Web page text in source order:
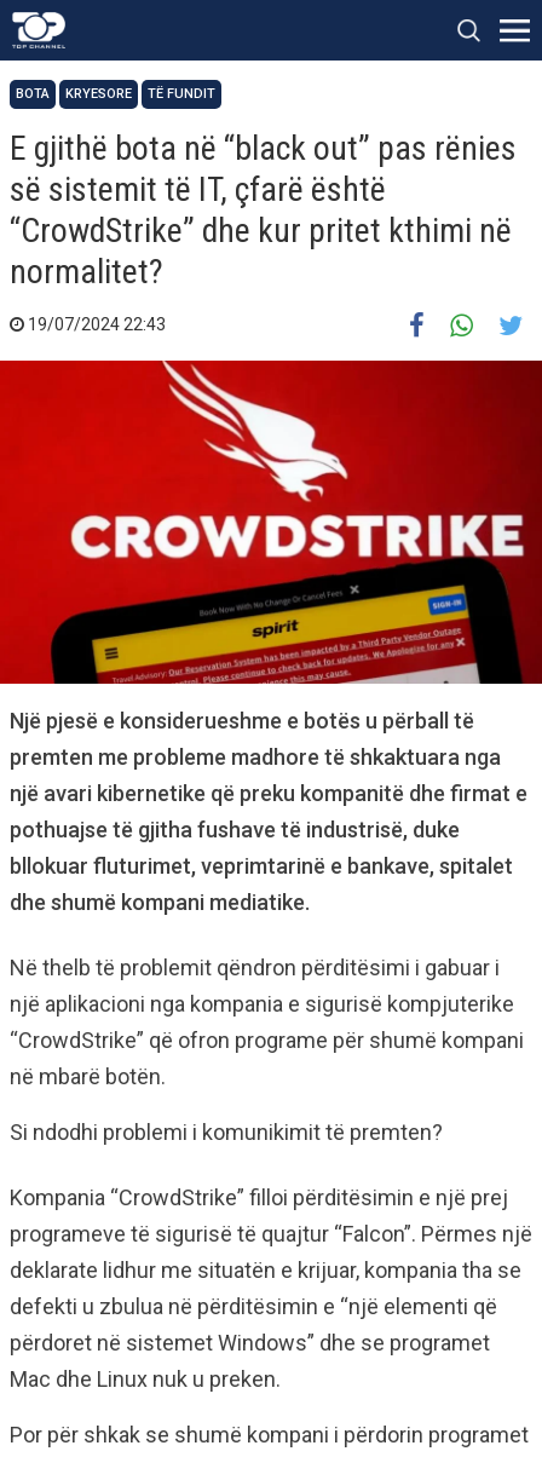
BOTA KRYESORE TË FUNDIT
E gjithë bota në “black out” pas rënies
së sistemit të IT, çfarë është
“CrowdStrike” dhe kur pritet kthimi në
normalitet?
19/07/2024 22:43
Një pjesë e konsiderueshme e botës u përball të
premten me probleme madhore të shkaktuara nga
një avari kibernetike që preku kompanitë dhe firmat e
pothuajse të gjitha fushave të industrisë, duke
bllokuar fluturimet, veprimtarinë e bankave, spitalet
dhe shumë kompani mediatike.
Në thelb të problemit qëndron përditësimi i gabuar i
një aplikacioni nga kompania e sigurisë kompjuterike
“CrowdStrike” që ofron programe për shumë kompani
në mbarë botën.
Si ndodhi problemi i komunikimit të premten?
Kompania “CrowdStrike” filloi përditësimin e një prej
programeve të sigurisë të quajtur “Falcon”. Përmes një
deklarate lidhur me situatën e krijuar, kompania tha se
defekti u zbulua në përditësimin e “një elementi që
përdoret në sistemet Windows” dhe se programet
Mac dhe Linux nuk u preken.
Por për shkak se shumë kompani i përdorin programet